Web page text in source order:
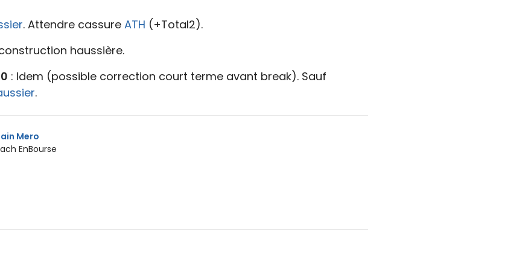
. Attendre cassureATH (+Total2).
haussière.
: Idem (possible correction court terme avant break). Sauf
.
Mero
EnBourse